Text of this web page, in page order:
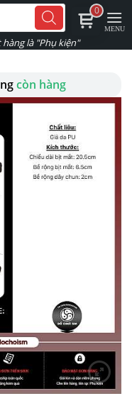
còn hàng
0